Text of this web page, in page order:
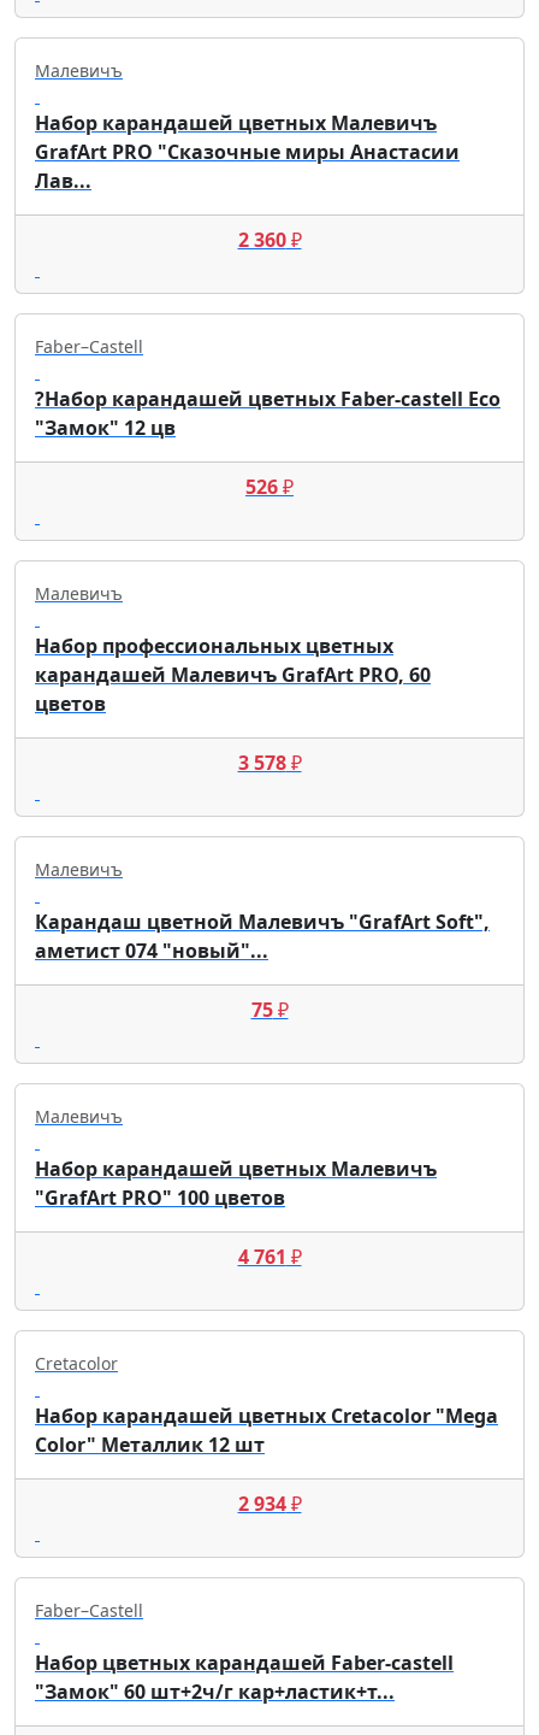
Малевичъ
Набор карандашей цветных Малевичъ
GrafArt PRO "Сказочные миры Анастасии
Лав...
2 360₽
Faber–Сastell
?Набор карандашей цветных Faber-castell Eco
"Замок" 12 цв
526₽
Малевичъ
Набор профессиональных цветных
карандашей Малевичъ GrafArt PRO, 60
цветов
3 578₽
Малевичъ
Карандаш цветной Малевичъ "GrafArt Soft",
аметист 074 "новый"...
75₽
Малевичъ
Набор карандашей цветных Малевичъ
"GrafArt PRO" 100 цветов
4 761 ₽
Cretacolor
Набор карандашей цветных Cretacolor "Mega
Color" Металлик 12 шт
2 934₽
Faber–Сastell
Набор цветных карандашей Faber-castell
"Замок" 60 шт+2ч/г кар+ластик+т...